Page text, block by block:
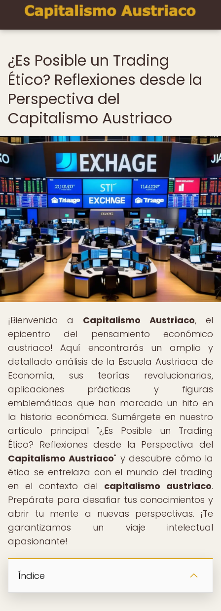
¿Es Posible un Trading
Ético? Reflexiones desde la
Perspectiva del
Capitalismo Austriaco
¡Bienvenido a Capitalismo Austriaco, el
epicentro del pensamiento económico
austriaco! Aquí encontrarás un amplio y
detallado análisis de la Escuela Austriaca de
Economía, sus teorías revolucionarias,
aplicaciones prácticas y figuras
emblemáticas que han marcado un hito en
la historia económica. Sumérgete en nuestro
artículo principal "¿Es Posible un Trading
Ético? Reflexiones desde la Perspectiva del
Capitalismo Austriaco" y descubre cómo la
ética se entrelaza con el mundo del trading
en el contexto del capitalismo austriaco.
Prepárate para desafiar tus conocimientos y
abrir tu mente a nuevas perspectivas. ¡Te
garantizamos un viaje intelectual
apasionante!
Índice